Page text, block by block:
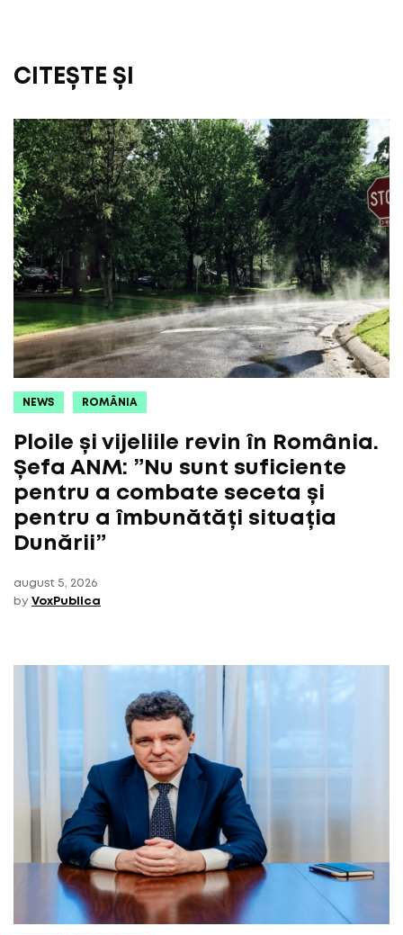
CITEȘTE ȘI
NEWS ROMÂNIA
Ploile și vijeliile revin în România.
Șefa ANM: ”Nu sunt suficiente
pentru a combate seceta și
pentru a îmbunătăți situația
Dunării”
august 5, 2026
by VoxPublica